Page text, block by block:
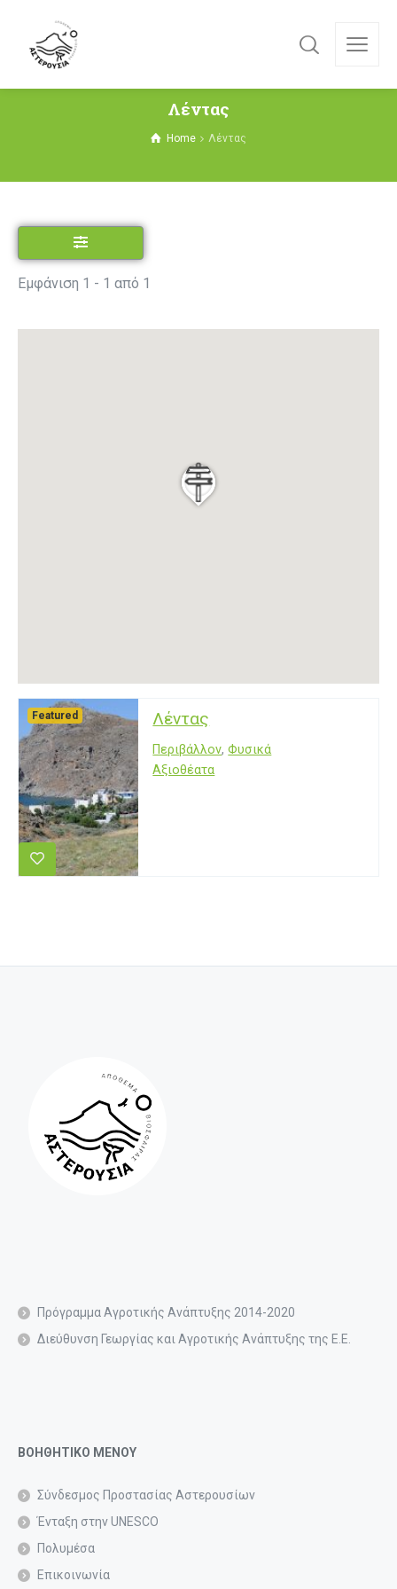
Λέντας
Home Λέντας
Εμφάνιση 1 - 1 από 1
Λέντας
Περιβάλλον,Φυσικά
Αξιοθέατα
Featured
Πρόγραμμα Αγροτικής Ανάπτυξης 2014-2020
Διεύθυνση Γεωργίας και Αγροτικής Ανάπτυξης της Ε.Ε.
ΒΟΗΘΗΤΙΚΟ ΜΕΝΟΥ
Σύνδεσμος Προστασίας Αστερουσίων
Ένταξη στην UNESCO
Πολυμέσα
Επικοινωνία